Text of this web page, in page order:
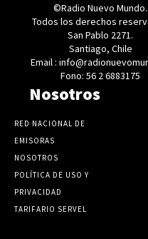
©Radio Nuevo Mundo.
Todos los derechos
San Pablo 2271.
Santiago, Chile
Email :
Fono: 56 2 6883175
Nosotros
RED NACIONAL DE
EMISORAS
NOSOTROS
POLÍTICA DE USO Y
PRIVACIDAD
TARIFARIO SERVEL